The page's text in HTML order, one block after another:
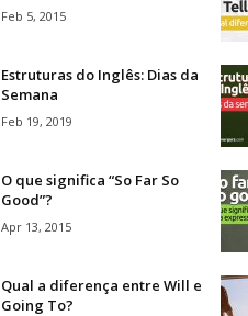
Feb 5, 2015
Estruturas do Inglês: Dias da
Semana
Feb 19, 2019
O que significa “So Far So
Good”?
Apr 13, 2015
Qual a diferença entre Will e
Going To?